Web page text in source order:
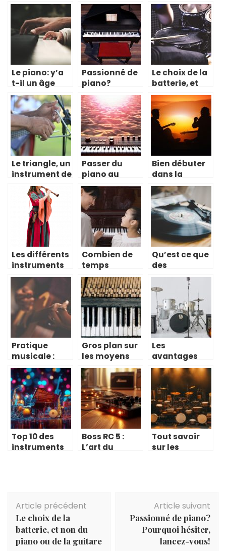
Le piano: y’a
t-il un âge
idéal pour
apprendre?
Passionné de
piano?
Pourquoi
hésiter,
lancez-vous!
Le choix de la
batterie, et
non du piano
ou de la
guitare
Le triangle, un
instrument de
musique
insolite
Passer du
piano au
synthétiseur
Bien débuter
dans la
pratique de la
guitare
Les différents
instruments
utilisés dans
l’Égypte
antique
Combien de
temps
mettrez-vous
pour
apprendre le
piano?
Qu’est ce que
des
boomwhackers
?
Pratique
musicale :
quelles vertus
et quel
instrument
choisir ?
Gros plan sur
les moyens
efficaces
pour bien
entretenir un
piano
Les
avantages
d’acheter un
instrument de
musique en
ligne pour les
musiciens
débutants et
confirmés
Top 10 des
instruments
traversière
Boss RC 5 :
L’art du
Tout savoir
sur les
d'article
Article précédent
Le choix de la
batterie, et non du
piano ou de la guitare
Article suivant
Passionné de piano?
Pourquoi hésiter,
lancez-vous!